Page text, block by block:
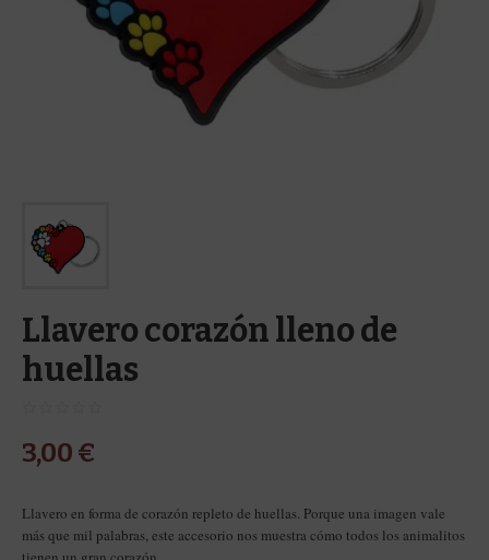
Llavero corazón lleno de
huellas
3,00 €
Llavero en forma de corazón repleto de huellas. Porque una imagen vale
más que mil palabras, este accesorio nos muestra cómo todos los animalitos